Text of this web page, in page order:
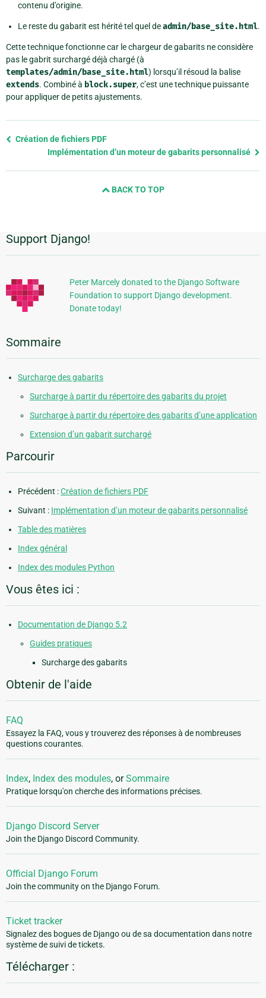
contenu d’origine.
Le reste du gabarit est hérité tel quel deadmin/base_site.html.
Cette technique fonctionne car le chargeur de gabarits ne considère
pas le gabrit surchargé déjà chargé (à
templates/admin/base_site.html) lorsqu’il résoud la balise
extends. Combiné à block.super, c’est une technique puissante
pour appliquer de petits ajustements.
Previous
Création de fichiers PDF
Implémentation d’un moteur de gabarits personnalisé
BACK TO TOP
Informations
supplémentaires
Support Django!
Peter Marcely donated to the Django Software
Foundation to support Django development.
Donate today!
Sommaire
Surcharge des gabarits
Surcharge à partir du répertoire des gabarits du projet
Surcharge à partir du répertoire des gabarits d’une application
Extension d’un gabarit surchargé
Parcourir
Précédent :Création de fichiers PDF
Suivant : Implémentation d’un moteur de gabarits personnalisé
Table des matières
Index général
Index des modules Python
Vous êtes ici :
Documentation de Django 5.2
Guides pratiques
Surcharge des gabarits
Obtenir de l'aide
FAQ
Essayez la FAQ, vous y trouverez des réponses à de nombreuses
questions courantes.
Index, Index des modules, orSommaire
Pratique lorsqu'on cherche des informations précises.
Django Discord Server
Join the Django Discord Community.
Official Django Forum
Join the community on the Django Forum.
Ticket tracker
Signalez des bogues de Django ou de sa documentation dans notre
système de suivi de tickets.
Télécharger :